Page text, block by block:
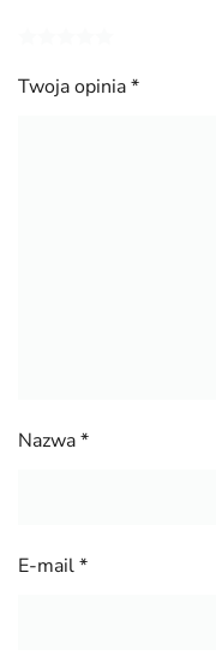
Twoja opinia*
Nazwa*
E-mail*